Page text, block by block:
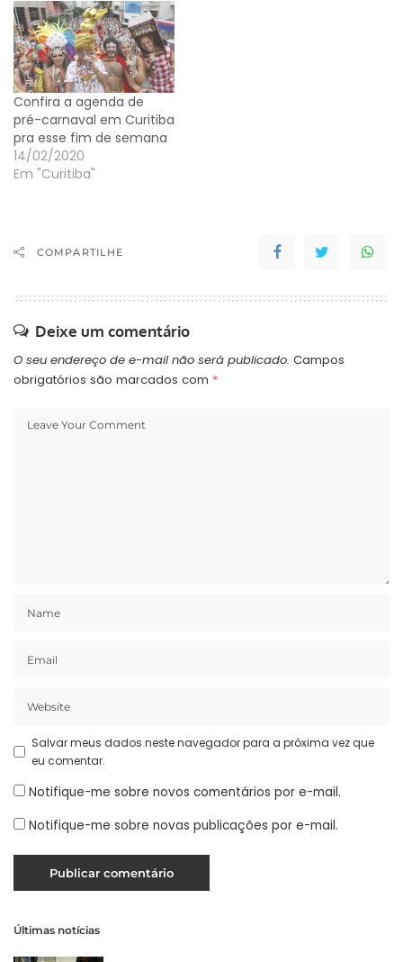
Confira a agenda de
pré-carnaval em Curitiba
pra esse fim de semana
14/02/2020
Em "Curitiba"
COMPARTILHE
Deixe um comentário
O seu endereço de e-mail não será publicado. Campos
obrigatórios são marcados com *
Salvar meus dados neste navegador para a próxima vez que
eu comentar.
Notifique-me sobre novos comentários por e-mail.
Notifique-me sobre novas publicações por e-mail.
Últimas notícias